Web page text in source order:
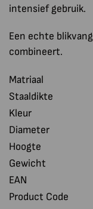
intensief gebruik.
Een echte
combineert.
Matriaal
Staaldikte
Kleur
Diameter
Hoogte
Gewicht
EAN
Product Code